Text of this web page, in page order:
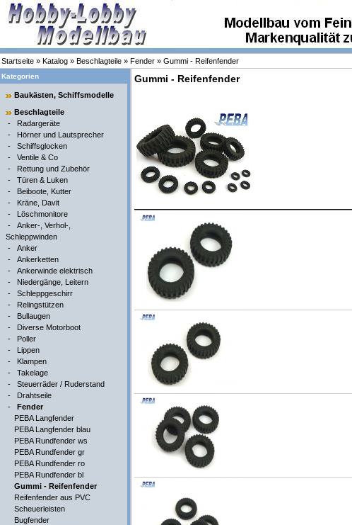
Startseite » Katalog » Beschlagteile » Fender » Gummi - Reifenfender
Kategorien
Baukästen, Schiffsmodelle
Beschlagteile
- Radargeräte
- Hörner und Lautsprecher
- Schiffsglocken
- Ventile & Co
- Rettung und Zubehör
- Türen & Luken
- Beiboote, Kutter
- Kräne, Davit
- Löschmonitore
- Anker-, Verhol-,
Schleppwinden
- Anker
- Ankerketten
- Ankerwinde elektrisch
- Niedergänge, Leitern
- Schleppgeschirr
- Relingstützen
- Bullaugen
- Diverse Motorboot
- Poller
- Lippen
- Klampen
- Takelage
- Steuerräder / Ruderstand
- Drahtseile
- Fender
PEBA Langfender
PEBA Langfender blau
PEBA Rundfender ws
PEBA Rundfender gr
PEBA Rundfender ro
PEBA Rundfender bl
Gummi - Reifenfender
Reifenfender aus PVC
Scheuerleisten
Bugfender
Gummi - Reifenfender